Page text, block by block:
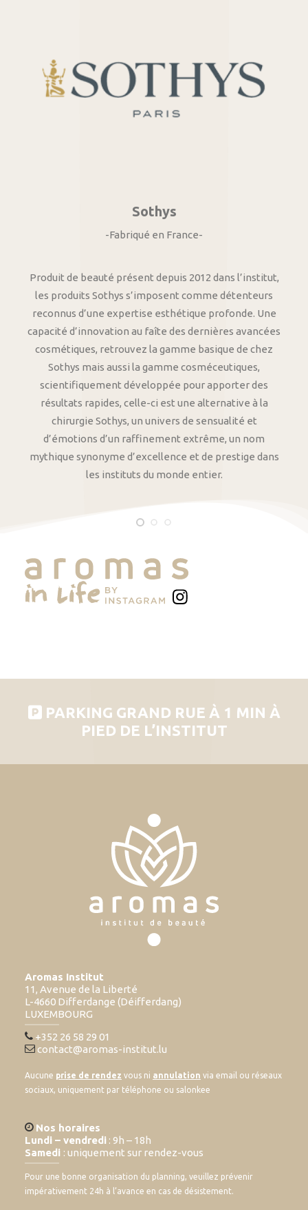
Sothys
-Fabriqué en France-
Produit de beauté présent depuis 2012 dans l’institut,
les produits Sothys s’imposent comme détenteurs
reconnus d’une expertise esthétique profonde. Une
capacité d’innovation au faîte des dernières avancées
cosmétiques, retrouvez la gamme basique de chez
Sothys mais aussi la gamme cosméceutiques,
scientifiquement développée pour apporter des
résultats rapides, celle-ci est une alternative à la
chirurgie Sothys, un univers de sensualité et
d’émotions d’un raffinement extrême, un nom
mythique synonyme d’excellence et de prestige dans
les instituts du monde entier.
PARKING GRAND RUE À 1 MIN À
PIED DE L’INSTITUT
Aromas Institut
11, Avenue de la Liberté
L-4660 Differdange (Déifferdang)
LUXEMBOURG
+352 26 58 29 01
contact@aromas-institut.lu
Aucune prise de rendez vous ni annulation via email ou réseaux
sociaux, uniquement par téléphone ou salonkee
Nos horaires
Lundi – vendredi : 9h – 18h
Samedi : uniquement sur rendez-vous
Pour une bonne organisation du planning, veuillez prévenir
impérativement 24h à l’avance en cas de désistement.